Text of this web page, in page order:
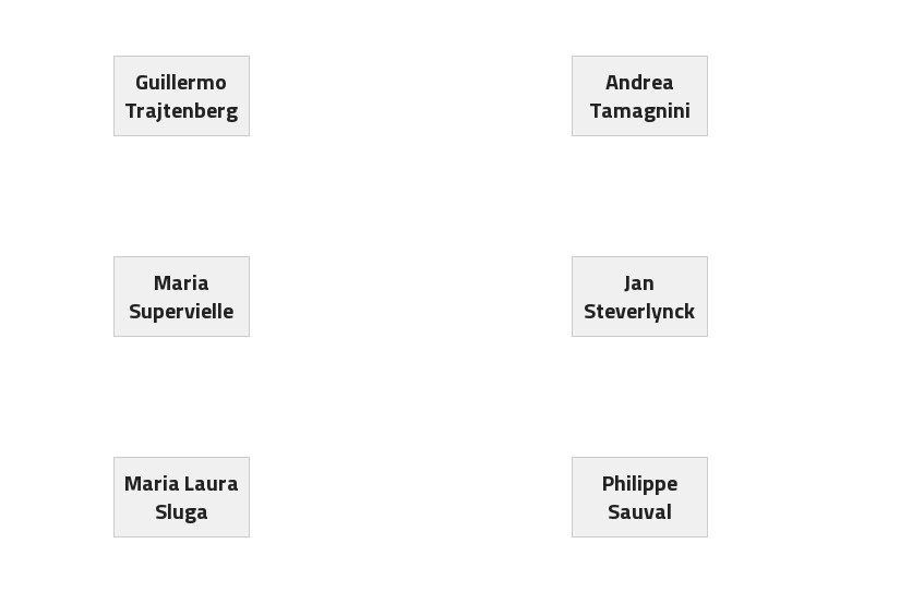
Guillermo
Trajtenberg
Andrea
Tamagnini
Maria
Supervielle
Jan
Steverlynck
Maria Laura
Sluga
Philippe
Sauval